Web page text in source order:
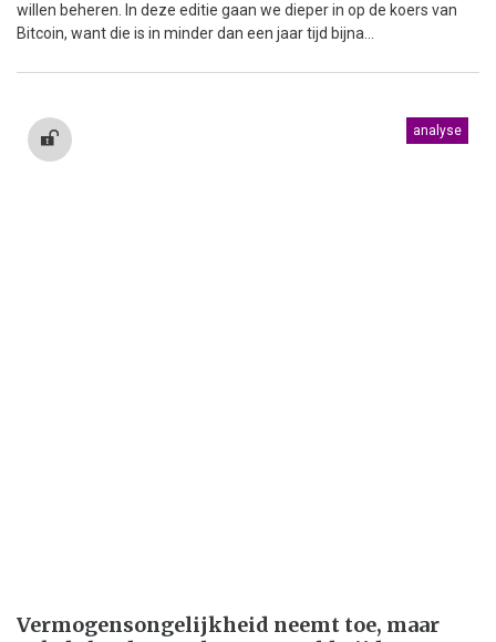
willen beheren. In deze editie gaan we dieper in op de koers van
Bitcoin, want die is in minder dan een jaar tijd bijna...
analyse
Vermogensongelijkheid neemt toe, maar